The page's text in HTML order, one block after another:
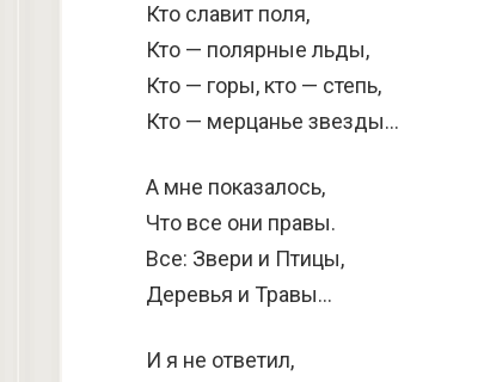
Кто славит поля,
Кто — полярные льды,
Кто — горы, кто — степь,
Кто — мерцанье звезды…
А мне показалось,
Что все они правы.
Все: Звери и Птицы,
Деревья и Травы…
И я не ответил,